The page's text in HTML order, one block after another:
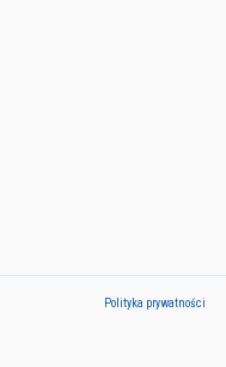
Polityka prywatności